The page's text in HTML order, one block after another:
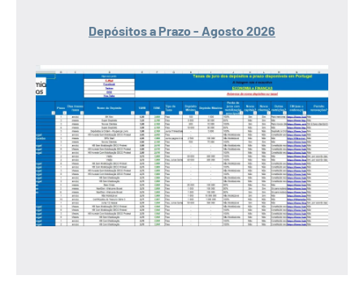
Depósitos a Prazo - Agosto 2026